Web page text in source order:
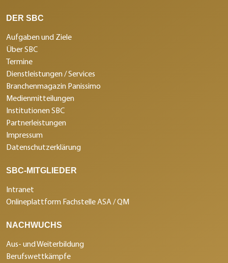
DER SBC
Aufgaben und Ziele
Über SBC
Termine
Dienstleistungen / Services
Branchenmagazin Panissimo
Medienmitteilungen
Institutionen SBC
Partnerleistungen
Impressum
Datenschutzerklärung
SBC-MITGLIEDER
Intranet
Onlineplattform Fachstelle ASA / QM
NACHWUCHS
Aus- und Weiterbildung
Berufswettkämpfe